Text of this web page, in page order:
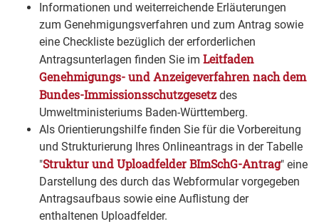
Informationen und weiterreichende Erläuterungen
zum Genehmigungsverfahren und zum Antrag sowie
eine Checkliste bezüglich der erforderlichen
Antragsunterlagen finden Sie im Leitfaden
Genehmigungs- und Anzeigeverfahren nach dem
Bundes-Immissionsschutzgesetz des
Umweltministeriums Baden-Württemberg.
Als Orientierungshilfe finden Sie für die Vorbereitung
und Strukturierung Ihres Onlineantrags in der Tabelle
"Struktur und Uploadfelder BImSchG-Antrag" eine
Darstellung des durch das Webformular vorgegeben
Antragsaufbaus sowie eine Auflistung der
enthaltenen Uploadfelder.